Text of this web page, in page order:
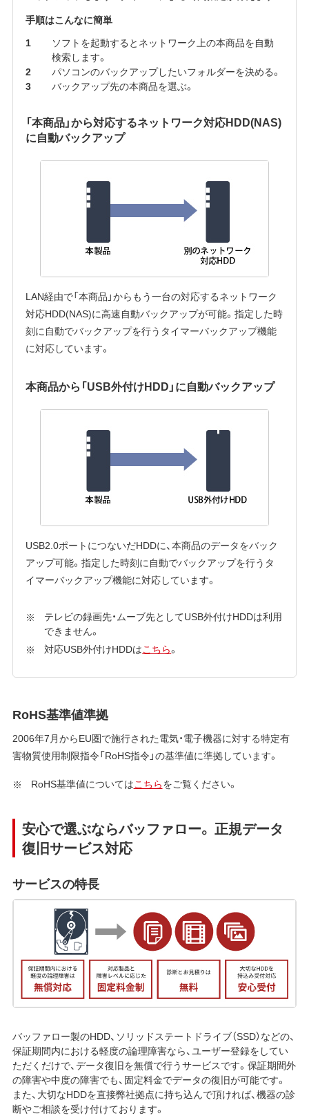
手順はこんなに簡単
ソフトを起動するとネットワーク上の本商品を自動
検索します。
パソコンのバックアップしたいフォルダーを決める。
バックアップ先の本商品を選ぶ。
「本商品」から対応するネットワーク対応HDD(NAS)
に自動バックアップ
LAN経由で「本商品」からもう一台の対応するネットワーク
対応HDD(NAS)に高速自動バックアップが可能。指定した時
刻に自動でバックアップを行うタイマーバックアップ機能
に対応しています。
本商品から「USB外付けHDD」に自動バックアップ
USB2.0ポートにつないだHDDに、本商品のデータをバック
アップ可能。指定した時刻に自動でバックアップを行うタ
イマーバックアップ機能に対応しています。
テレビの録画先・ムーブ先としてUSB外付けHDDは利用
できません。
対応USB外付けHDDはこちら。
RoHS基準値準拠
2006年7月からEU圏で施行された電気・電子機器に対する特定有
害物質使用制限指令「RoHS指令」の基準値に準拠しています。
RoHS基準値についてはこちらをご覧ください。
安心で選ぶならバッファロー。 正規データ
復旧サービス対応
サービスの特長
バッファロー製のHDD、ソリッドステートドライブ（SSD）などの、
保証期間内における軽度の論理障害なら、ユーザー登録をしてい
ただくだけで、データ復旧を無償で行うサービスです。保証期間外
の障害や中度の障害でも、固定料金でデータの復旧が可能です。
また、大切なHDDを直接弊社拠点に持ち込んで頂ければ、機器の診
断やご相談を受け付けております。